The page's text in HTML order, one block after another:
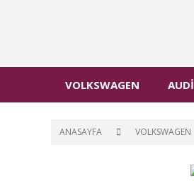
VOLKSWAGEN AUDİ
ANASAYFA VOLKSWAGEN